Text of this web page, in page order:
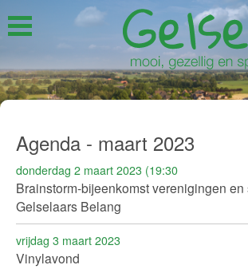
Agenda - maart 2023
donderdag 2 maart 2023 (19:30
Brainstorm-bijeenkomst verenigingen en
Gelselaars Belang
vrijdag 3 maart 2023
Vinylavond